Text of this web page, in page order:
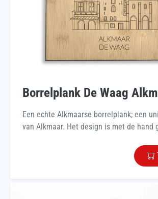
Borrelplank De Waag
Een echte Alkmaarse borrelplank; een
van Alkmaar. Het design is met de hand